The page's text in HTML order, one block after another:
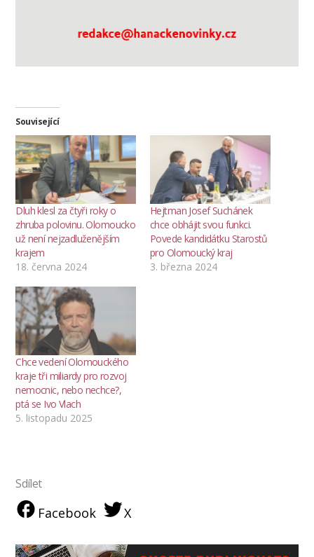
Související
Dluh klesl za čtyři roky o
zhruba polovinu. Olomoucko
už není nejzadluženějším
krajem
18. června 2024
Hejtman Josef Suchánek
chce obhájit svou funkci.
Povede kandidátku Starostů
pro Olomoucký kraj
3. března 2024
Chce vedení Olomouckého
kraje tři miliardy pro rozvoj
nemocnic, nebo nechce?,
ptá se Ivo Vlach
5. listopadu 2025
Sdílet
Facebook X